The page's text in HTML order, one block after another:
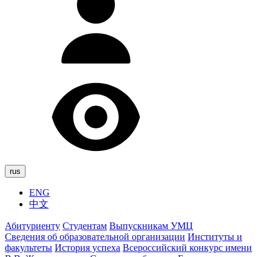
rus
ENG
中文
Абитуриенту Студентам Выпускникам УМЦ
Сведения об образовательной организации Институты и
факультеты История успеха Всероссийский конкурс имени